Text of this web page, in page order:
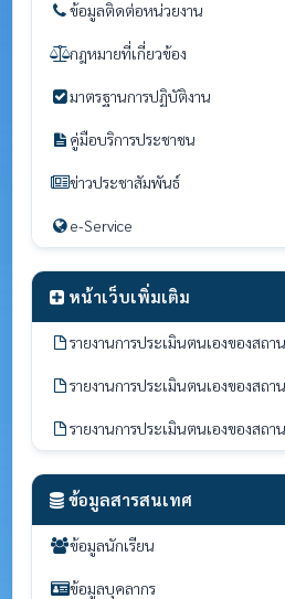
ข้อมูลติดต่อหน่วยงาน
กฎหมายที่เกี่ยวข้อง
มาตรฐานการปฏิบัติงาน
คู่มือบริการประชาชน
ข่าวประชาสัมพันธ์
e-Service
หน้าเว็บเพิ่มเติม
รายงานการประเมินตนเองของสถ
รายงานการประเมินตนเองของสถ
รายงานการประเมินตนเองของสถ
ข้อมูลสารสนเทศ
ข้อมูลนักเรียน
ข้อมูลบุคลากร